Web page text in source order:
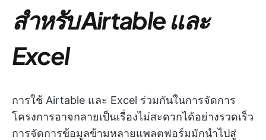
สำหรับ Airtable และ
Excel
การใช้ Airtable และ Excel ร่วมกันในการจัดการ
โครงการอาจกลายเป็นเรื่องไม่สะดวกได้อย่างรวดเร็ว
การจัดการข้อมูลข้ามหลายแพลตฟอร์มมักนำไปสู่